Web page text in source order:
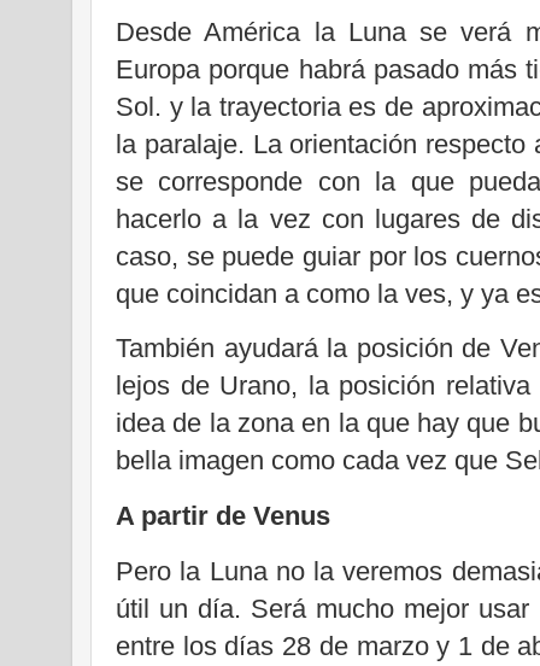
Desde América la Luna se verá
Europa porque habrá pasado más
Sol. y la trayectoria es de
la paralaje. La orientación
se corresponde con la que
hacerlo a la vez con lugares de
caso, se puede guiar por los
que coincidan a como la ves, y ya
También ayudará la posición de
lejos de Urano, la posición
idea de la zona en la que hay que
bella imagen como cada vez que
A partir de Venus
Pero la Luna no la veremos
útil un día. Será mucho mejor
entre los días 28 de marzo y 1 de